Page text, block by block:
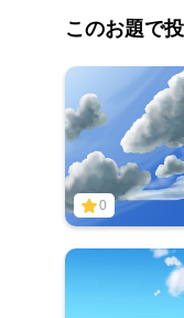
このお題で
0